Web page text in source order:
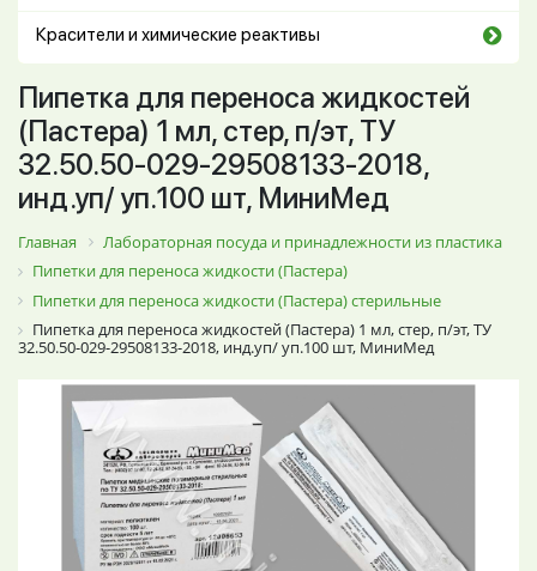
Красители и химические реактивы
Пипетка для переноса жидкостей
(Пастера) 1 мл, стер, п/эт, ТУ
32.50.50-029-29508133-2018,
инд.уп/ уп.100 шт, МиниМед
Главная
Лабораторная посуда и принадлежности из пластика
Пипетки для переноса жидкости (Пастера)
Пипетки для переноса жидкости (Пастера) стерильные
Пипетка для переноса жидкостей (Пастера) 1 мл, стер, п/эт, ТУ
32.50.50-029-29508133-2018, инд.уп/ уп.100 шт, МиниМед